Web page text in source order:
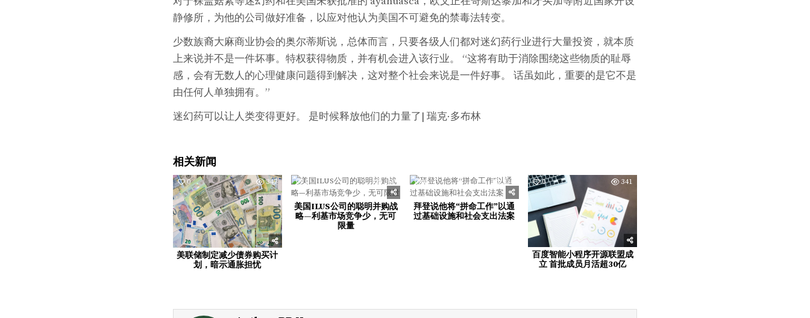
静修所，为他的公司做好准备，以应对他认为美国不可避免的禁毒法转变。
少数族裔大麻商业协会的奥尔蒂斯说，总体而言，只要各级人们都对迷幻药行业进行大量投资，就本质
上来说并不是一件坏事。特权获得物质，并有机会进入该行业。 “这将有助于消除围绕这些物质的耻辱
感，会有无数人的心理健康问题得到解决，这对整个社会来说是一件好事。 话虽如此，重要的是它不是
由任何人单独拥有。”
迷幻药可以让人类变得更好。 是时候释放他们的力量了| 瑞克·多布林
相关新闻
0 347
美联储制定减少债券购买计
划，暗示通胀担忧
0 362
美国ILUS公司的聪明并购战
略—利基市场竞争少，无可
限量
0 330
拜登说他将“拼命工作”以通
过基础设施和社会支出法案
0 341
百度智能小程序开源联盟成
立 首批成员月活超30亿